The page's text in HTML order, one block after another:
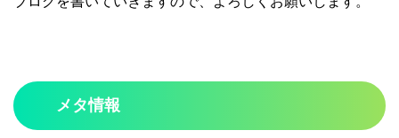
メタ情報